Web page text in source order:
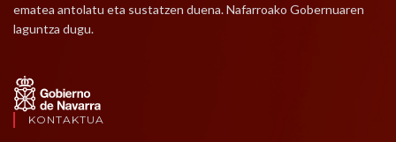
ematea antolatu eta sustatzen duena. Nafarroako Gobernuaren
laguntza dugu.
KONTAKTUA